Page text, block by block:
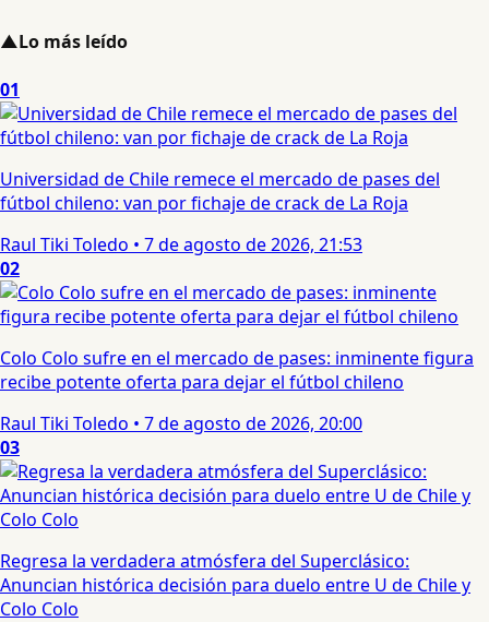
▲Lo más leído
01
Universidad de Chile remece el mercado de pases del
fútbol chileno: van por fichaje de crack de La Roja
Raul Tiki Toledo • 7 de agosto de 2026, 21:53
02
Colo Colo sufre en el mercado de pases: inminente figura
recibe potente oferta para dejar el fútbol chileno
Raul Tiki Toledo • 7 de agosto de 2026, 20:00
03
Regresa la verdadera atmósfera del Superclásico:
Anuncian histórica decisión para duelo entre U de Chile y
Colo Colo